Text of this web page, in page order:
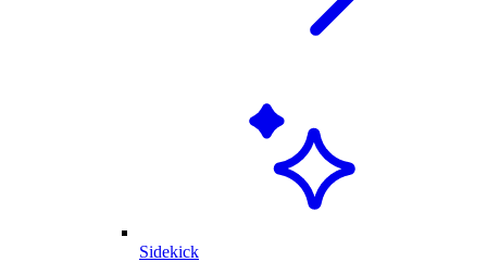
Sidekick